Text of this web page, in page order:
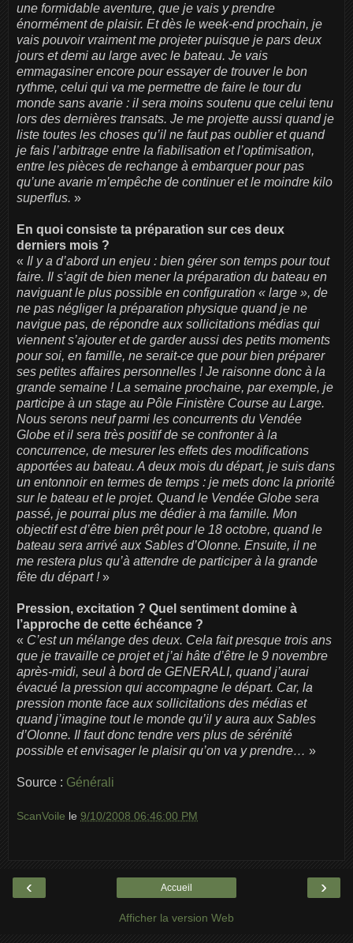
une formidable aventure, que je vais y prendre
énormément de plaisir. Et dès le week-end prochain, je
vais pouvoir vraiment me projeter puisque je pars deux
jours et demi au large avec le bateau. Je vais
emmagasiner encore pour essayer de trouver le bon
rythme, celui qui va me permettre de faire le tour du
monde sans avarie : il sera moins soutenu que celui tenu
lors des dernières transats. Je me projette aussi quand je
liste toutes les choses qu’il ne faut pas oublier et quand
je fais l’arbitrage entre la fiabilisation et l’optimisation,
entre les pièces de rechange à embarquer pour pas
qu’une avarie m’empêche de continuer et le moindre kilo
superflus. »
En quoi consiste ta préparation sur ces deux
derniers mois ?
« Il y a d’abord un enjeu : bien gérer son temps pour tout
faire. Il s’agit de bien mener la préparation du bateau en
naviguant le plus possible en configuration « large », de
ne pas négliger la préparation physique quand je ne
navigue pas, de répondre aux sollicitations médias qui
viennent s’ajouter et de garder aussi des petits moments
pour soi, en famille, ne serait-ce que pour bien préparer
ses petites affaires personnelles ! Je raisonne donc à la
grande semaine ! La semaine prochaine, par exemple, je
participe à un stage au Pôle Finistère Course au Large.
Nous serons neuf parmi les concurrents du Vendée
Globe et il sera très positif de se confronter à la
concurrence, de mesurer les effets des modifications
apportées au bateau. A deux mois du départ, je suis dans
un entonnoir en termes de temps : je mets donc la priorité
sur le bateau et le projet. Quand le Vendée Globe sera
passé, je pourrai plus me dédier à ma famille. Mon
objectif est d’être bien prêt pour le 18 octobre, quand le
bateau sera arrivé aux Sables d’Olonne. Ensuite, il ne
me restera plus qu’à attendre de participer à la grande
fête du départ !»
Pression, excitation ? Quel sentiment domine à
l’approche de cette échéance ?
« C’est un mélange des deux. Cela fait presque trois ans
que je travaille ce projet et j’ai hâte d’être le 9 novembre
après-midi, seul à bord de GENERALI, quand j’aurai
évacué la pression qui accompagne le départ. Car, la
pression monte face aux sollicitations des médias et
quand j’imagine tout le monde qu’il y aura aux Sables
d’Olonne. Il faut donc tendre vers plus de sérénité
possible et envisager le plaisir qu’on va y prendre… »
Source : Générali
ScanVoile le 9/10/2008 06:46:00 PM
‹ ›
Accueil
Afficher la version Web